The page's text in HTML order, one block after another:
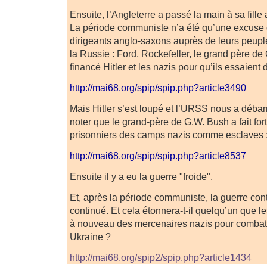
Ensuite, l’Angleterre a passé la main à sa
La période communiste n’a été qu’une
dirigeants anglo-saxons auprès de leurs
la Russie : Ford, Rockefeller, le grand père de
financé Hitler et les nazis pour qu’ils essaient
http://mai68.org/spip/spip.php?article3490
Mais Hitler s’est loupé et l’URSS nous a
noter que le grand-père de G.W. Bush a fait
prisonniers des camps nazis comme esclaves
http://mai68.org/spip/spip.php?article8537
Ensuite il y a eu la guerre "froide".
Et, après la période communiste, la guerre
continué. Et cela étonnera-t-il quelqu’un que
à nouveau des mercenaires nazis pour
Ukraine ?
http://mai68.org/spip2/spip.php?article1434